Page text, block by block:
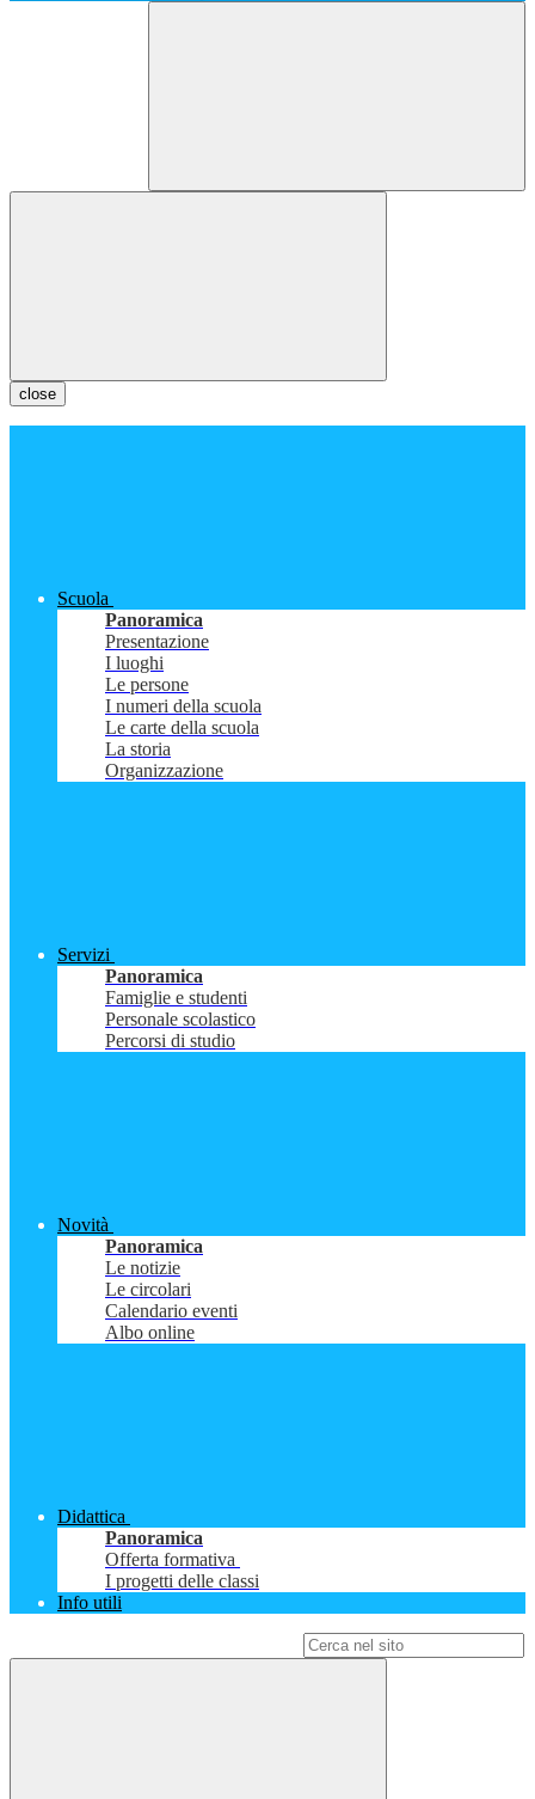
close
Scuola
Panoramica
Presentazione
I luoghi
Le persone
I numeri della scuola
Le carte della scuola
La storia
Organizzazione
Servizi
Panoramica
Famiglie e studenti
Personale scolastico
Percorsi di studio
Novità
Panoramica
Le notizie
Le circolari
Calendario eventi
Albo online
Didattica
Panoramica
Offerta formativa
I progetti delle classi
Info utili